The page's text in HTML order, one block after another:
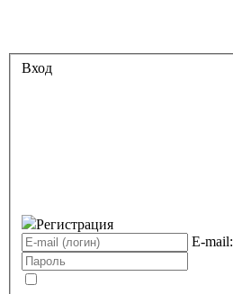
Вход
Регистрация
E-mail: